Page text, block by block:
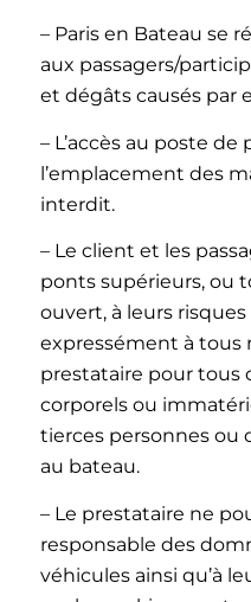
– Paris en Bateau se
aux passagers/
et dégâts causés par
– L’accès au poste
l’emplacement des
interdit.
– Le client et les
ponts supérieurs, ou
ouvert, à leurs
expressément à tous
prestataire pour tous
corporels ou
tierces personnes ou
au bateau.
– Le prestataire ne
responsable des
véhicules ainsi qu’à